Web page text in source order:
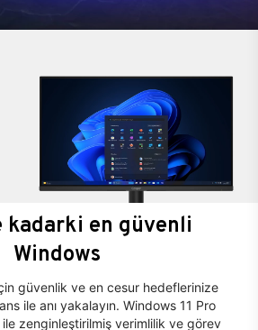
kadarki en güvenli
Windows
güvenlik ve en cesur hedeflerinize
ile anı yakalayın. Windows 11 Pro
zenginleştirilmiş verimlilik ve görev